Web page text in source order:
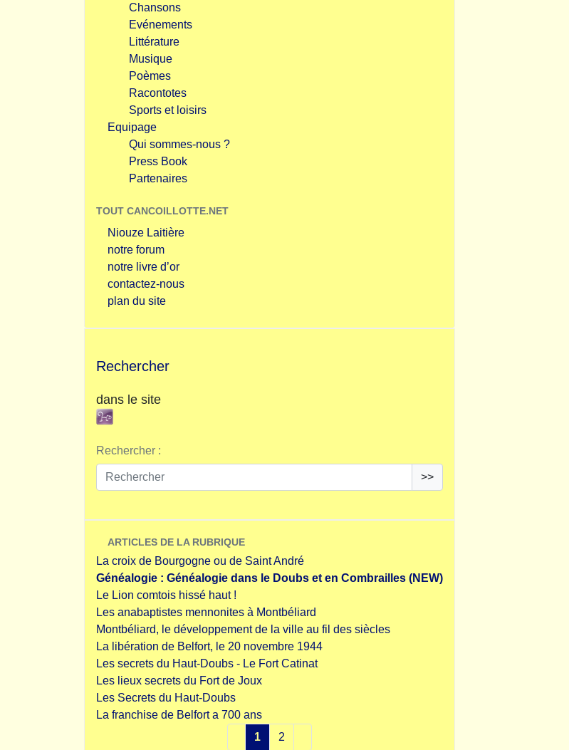
Chansons
Evénements
Littérature
Musique
Poèmes
Racontotes
Sports et loisirs
Equipage
Qui sommes-nous ?
Press Book
Partenaires
TOUT CANCOILLOTTE.NET
Niouze Laitière
notre forum
notre livre d’or
contactez-nous
plan du site
Rechercher
dans le site
Rechercher :
>>
ARTICLES DE LA RUBRIQUE
La croix de Bourgogne ou de Saint André
Généalogie : Généalogie dans le Doubs et en Combrailles (NEW)
Le Lion comtois hissé haut !
Les anabaptistes mennonites à Montbéliard
Montbéliard, le développement de la ville au fil des siècles
La libération de Belfort, le 20 novembre 1944
Les secrets du Haut-Doubs - Le Fort Catinat
Les lieux secrets du Fort de Joux
Les Secrets du Haut-Doubs
La franchise de Belfort a 700 ans
1
2